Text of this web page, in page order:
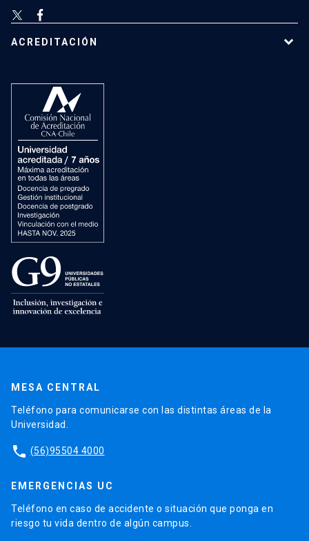
ACREDITACIÓN
MESA CENTRAL
Teléfono para comunicarse con las distintas áreas de la
Universidad.
phone (56)95504 4000
EMERGENCIAS UC
Teléfono en caso de accidente o situación que ponga en
riesgo tu vida dentro de algún campus.